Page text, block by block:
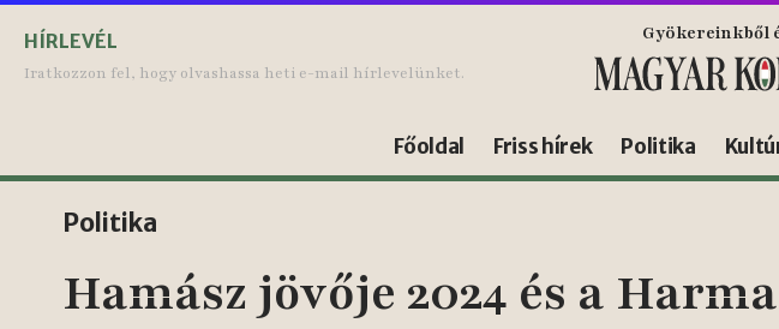
HÍRLEVÉL
Iratkozzon fel, hogy olvashassa heti e-mail hírlevelünket.
Gyökereinkből
Főoldal Friss hírek Politika
Politika
Hamász jövője 2024 és a